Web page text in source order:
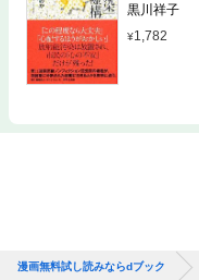
黒川祥子
1,782
漫画無料試し読みならdブック